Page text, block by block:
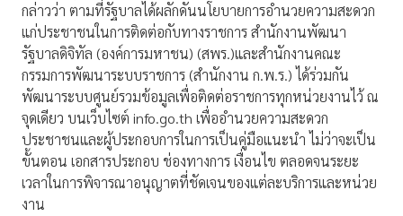
กล่าวว่า ตามที่รัฐบาลได้ผลักดันนโยบายการอำนวยความสะดวก
แก่ประชาชนในการติดต่อกับทางราชการ สำนักงานพัฒนา
รัฐบาลดิจิทัล (องค์การมหาชน) (สพร.)และสำนักงานคณะ
กรรมการพัฒนาระบบราชการ (สำนักงาน ก.พ.ร.) ได้ร่วมกัน
พัฒนาระบบศูนย์รวมข้อมูลเพื่อติดต่อราชการทุกหน่วยงานไว้ ณ
จุดเดียว บนเว็บไซต์ info.go.th เพื่ออำนวยความสะดวก
ประชาชนและผู้ประกอบการในการเป็นคู่มือแนะนำ ไม่ว่าจะเป็น
ขั้นตอน เอกสารประกอบ ช่องทางการ เงื่อนไข ตลอดจนระยะ
เวลาในการพิจารณาอนุญาตที่ชัดเจนของแต่ละบริการและหน่วย
งาน